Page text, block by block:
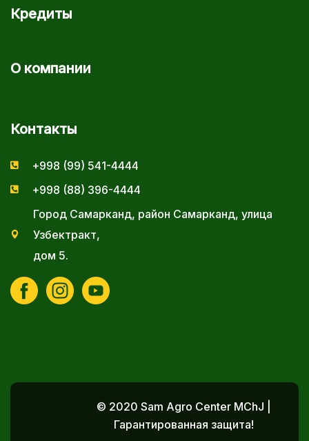
Кредиты
О компании
Контакты
+998 (99) 541-4444
+998 (88) 396-4444
Город Самарканд, район Самарканд, улица
Узбектракт,
дом 5.
© 2020 Sam Agro Center MChJ |
Гарантированная защита!